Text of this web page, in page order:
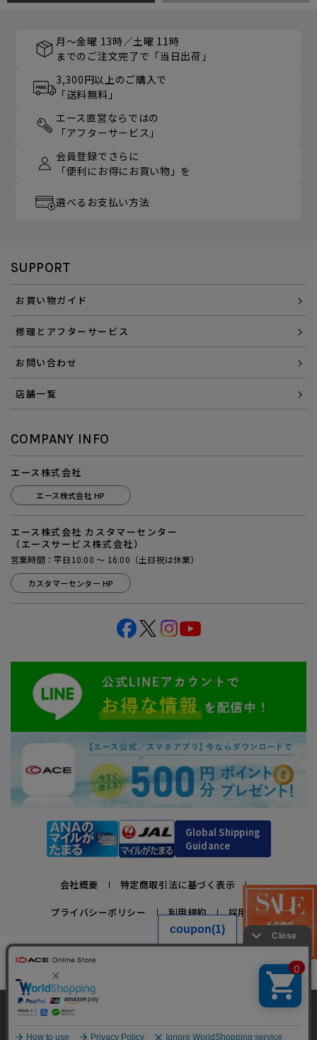
月～金曜 13時／土曜 11時
までのご注文完了で「当日出荷」
3,300円以上のご購入で
「送料無料」
エース直営ならではの
「アフターサービス」
会員登録でさらに
「便利にお得にお買い物」を
選べるお支払い方法
SUPPORT
お買い物ガイド
修理とアフターサービス
お問い合わせ
店舗一覧
COMPANY INFO
エース株式会社
エース株式会社 HP
エース株式会社 カスタマーセンター
（エースサービス株式会社）
営業時間：平日10:00 ～ 16:00（土日祝は休業）
カスタマーセンター HP
Global Shipping
Guidance
会社概要 特定商取引法に基づく表示
プライバシーポリシー 利用規約 採用情報
かばんの総合メーカー、エース公式サイト
スーツケースビジネスバッグ直営店ならではの豊富なラインナップでご紹介！
充実のアフターサービス・豊富な品揃え・安心のメーカー直営ストア
Copyright © ACE Co., Ltd. All rights reserved.
当サイトでは、サイトの利便性向上のため、クッ